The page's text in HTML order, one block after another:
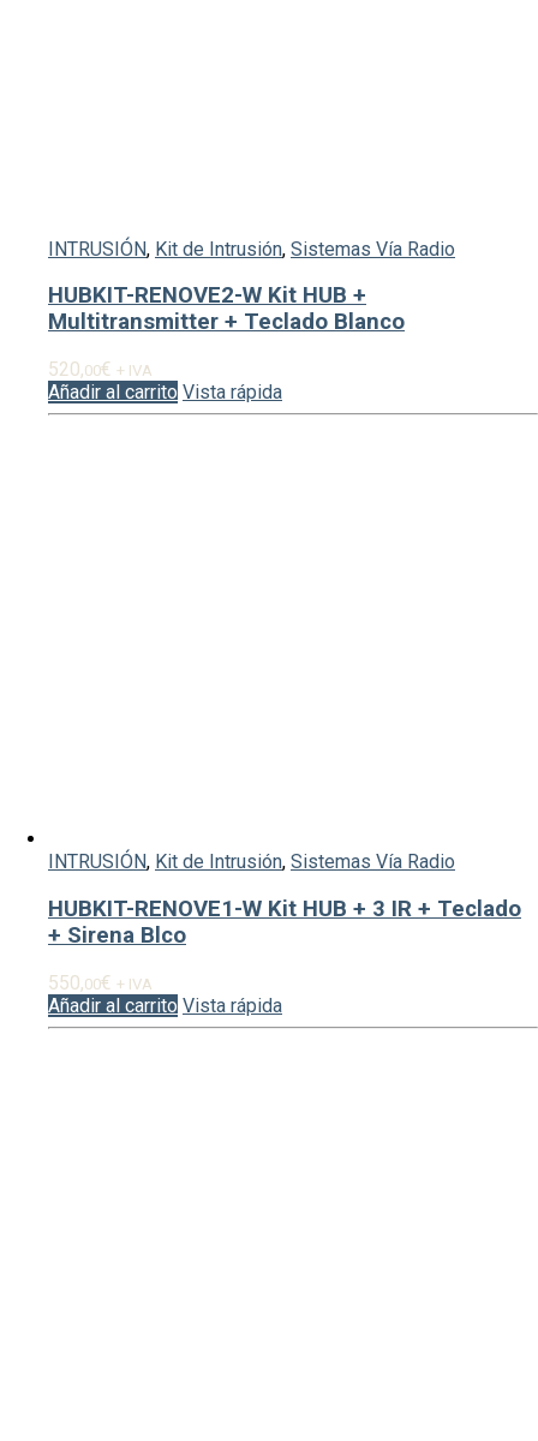
INTRUSIÓN, Kit de Intrusión, Sistemas Vía Radio
HUBKIT-RENOVE2-W Kit HUB +
Multitransmitter + Teclado Blanco
520,00€ + IVA
Añadir al carrito Vista rápida
INTRUSIÓN, Kit de Intrusión, Sistemas Vía Radio
HUBKIT-RENOVE1-W Kit HUB + 3 IR + Teclado
+ Sirena Blco
550,00€ + IVA
Añadir al carrito Vista rápida